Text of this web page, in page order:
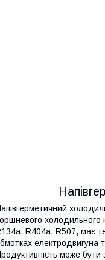
R404a, R507, має
електродвигуна
може